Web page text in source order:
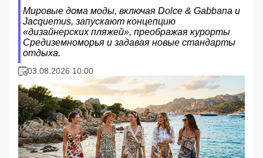
Мировые дома моды, включая Dolce & Gabbana и
Jacquemus, запускают концепцию
«дизайнерских пляжей», преображая курорты
Средиземноморья и задавая новые стандарты
отдыха.
03.08.2026 10:00